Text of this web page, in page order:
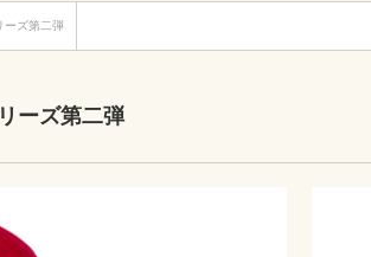
ーズ第二弾
ーズ第二弾